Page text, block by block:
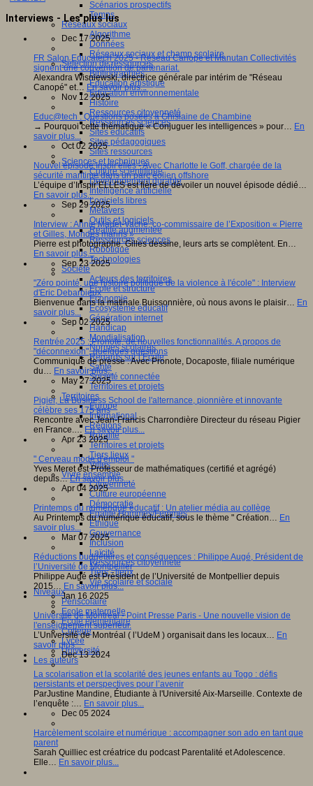
Scénarios prospectifs
Temps
Réseaux sociaux
Algorithme
Données
Réseaux sociaux et champ scolaire
Sélection de ressources
Bibliographies
Education artistique
Education environnementale
Histoire
Ressources citoyenneté
Ressources sciences
Sites éducatifs
Sites pédagogiques
Sites ressources
Sciences et techniques
Culture scientifique
Développement durable
Intelligence artificielle
Logiciels libres
Métavers
Outils et logiciels
Réalité augmentée
Ressources sciences
Robotique
Technologies
Société
Acteurs des territoires
Ecole et structure
Economie
Ecosystème éducatif
Génération internet
Handicap
Mondialisation
Normes scolaires
Regards sur l’Ecole
Santé
Société connectée
Territoires et projets
Territoires
Europe
International
Régions
Ruralité
Territoires et projets
Tiers lieux
Villes
Vivre ensemble
Citoyenneté
Culture européenne
Démocratie
Egalité Hommes/Femmes
Ethique
Gouvernance
Inclusion
Laïcité
Ressources citoyenneté
Tiers - lieux
Vie scolaire et sociale
Niveaux
Périscolaire
Ecole maternelle
Ecole élémentaire
Collège
Lycée
Université
Les auteurs
Interviews - Les plus lus
Dec 17 2025
FR Salon Educatech 2025 - Réseau Canopé et Manutan Collectivités
signent une convention de partenariat.
Alexandra Wisniewski, directrice générale par intérim de "Réseau
Canopé" et… En savoir plus...
Nov 12 2025
Educ@tech : Questions posées à Ghislaine de Chambine
→ Pourquoi cette thématique « Conjuguer les intelligences » pour… En
savoir plus...
Oct 02 2025
Nouvel épisode Inspir'elles - Avec Charlotte le Goff, chargée de la
sécurité maritime dans un parc éolien offshore
L’équipe d’Inspir’ELLES est fière de dévoiler un nouvel épisode dédié…
En savoir plus...
Sep 29 2025
Interview : Annie Madet-Vache, co-commissaire de l’Exposition « Pierre
et Gilles, Mondes marins »
Pierre est photographe, Gilles dessine, leurs arts se complètent. En…
En savoir plus...
Sep 23 2025
"Zéro pointé, une histoire politique de la violence à l'école" : Interview
d'Eric Debarbieux
Bienvenue dans la matinale Buissonnière, où nous avons le plaisir… En
savoir plus...
Sep 02 2025
Rentrée 2025 : Pronote, de nouvelles fonctionnalités. A propos de
"déconnexion", quelques questions
Communiqué de presse : Avec Pronote, Docaposte, filiale numérique
du… En savoir plus...
May 27 2025
Pigier, La Business School de l'alternance, pionnière et innovante
célèbre ses 175 ans
Rencontre avec Jean-Francis Charrondière Directeur du réseau Pigier
en France.… En savoir plus...
Apr 23 2025
" Cerveau mode d'emploi "
Yves Meret est Professeur de mathématiques (certifié et agrégé)
depuis…En savoir plus...
Apr 04 2025
Printemps du numérique éducatif : Un atelier média au collège
Au Printemps du numérique éducatif, sous le thème " Création… En
savoir plus...
Mar 07 2025
Réductions budgétaires et conséquences : Philippe Augé, Président de
l’Université de Montpellier
Philippe Augé est Président de l’Université de Montpellier depuis
2015… En savoir plus...
Jan 16 2025
Université de Montréal - Point Presse Paris - Une nouvelle vision de
l'enseignement supérieur.
L’Université de Montréal ( l’UdeM ) organisait dans les locaux… En
savoir plus...
Dec 13 2024
La scolarisation et la scolarité des jeunes enfants au Togo : défis
persistants et perspectives pour l’avenir
ParJustine Mandine, Étudiante à l'Université Aix-Marseille. Contexte de
l’enquête :… En savoir plus...
Dec 05 2024
Harcèlement scolaire et numérique : accompagner son ado en tant que
parent
Sarah Quilliec est créatrice du podcast Parentalité et Adolescence.
Elle… En savoir plus...